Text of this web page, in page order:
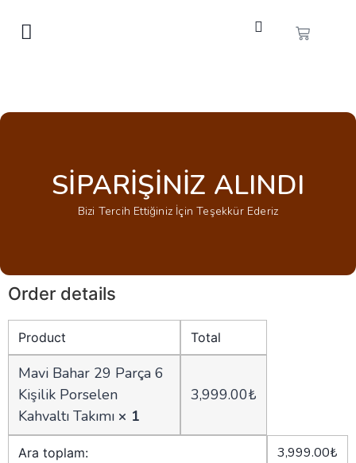
SİPARİŞİNİZ ALINDI
Bizi Tercih Ettiğiniz İçin Teşekkür Ederiz
Order details
Product Total
Mavi Bahar 29 Parça 6
Kişilik Porselen
Kahvaltı Takımı × 1
3,999.00₺
Ara toplam: 3,999.00₺